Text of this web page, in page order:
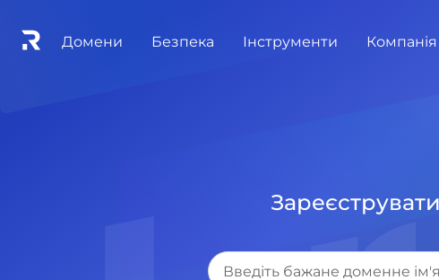
Домени Безпека Інструменти Компанія